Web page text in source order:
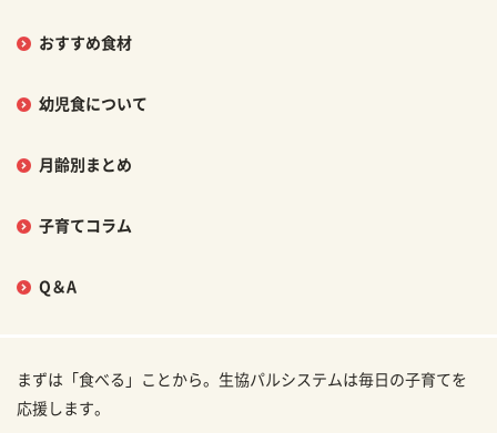
おすすめ食材
幼児食について
月齢別まとめ
子育てコラム
Q＆A
まずは「食べる」ことから。生協パルシステムは毎日の子育てを
応援します。